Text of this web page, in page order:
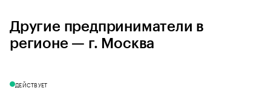
Другие предприниматели в
регионе — г. Москва
ДЕЙСТВУЕТ